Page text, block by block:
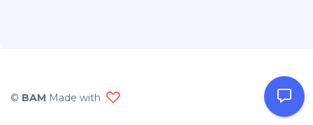
© BAM Made with